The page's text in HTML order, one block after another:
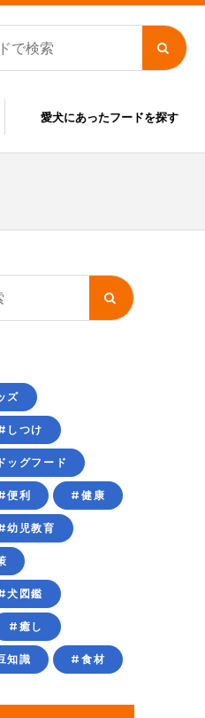
愛犬にあったフードを探す
ズ
しつけ
ッグフード
便利 #健康
幼児教育
犬図鑑
#癒し
知識 #食材